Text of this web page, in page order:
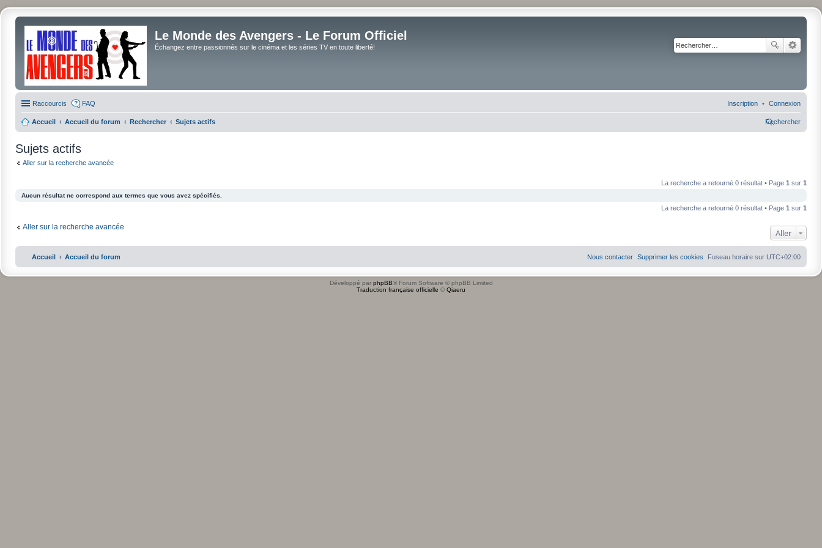
Le Monde des Avengers - Le Forum Officiel
Échangez entre passionnés sur le cinéma et les séries TV en toute liberté!
Raccourcis FAQ Connexion
Inscription
Accueil Accueil du forum Rechercher Sujets actifs Rechercher
Sujets actifs
Aller sur la recherche avancée
La recherche a retourné 0 résultat • Page 1 sur 1
Aucun résultat ne correspond aux termes que vous avez spécifiés.
La recherche a retourné 0 résultat • Page 1 sur 1
Aller sur la recherche avancée
Aller
Accueil Accueil du forum Fuseau horaire sur UTC+02:00
Supprimer les cookies
Nous contacter
Développé par phpBB® Forum Software © phpBB Limited
Traduction française officielle © Qiaeru